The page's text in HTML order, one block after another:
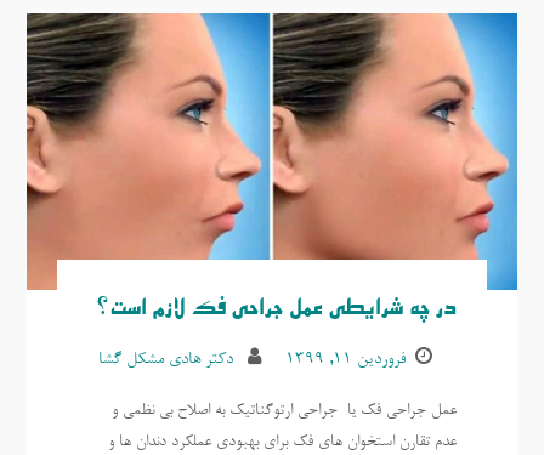
در چه شرایطی عمل جراحی فک لازم است؟
فروردین ۱۱, ۱۳۹۹ دکتر هادی مشکل گشا
عمل جراحی فک یا جراحی ارتوگناتیک به اصلاح بی نظمی و
عدم تقارن استخوان های فک برای بهبودی عملکرد دندان ها و